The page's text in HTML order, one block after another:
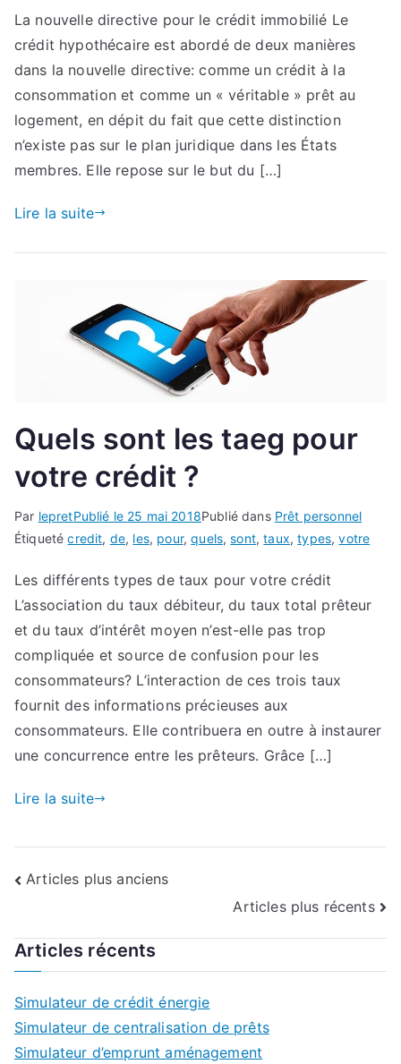
La nouvelle directive pour le crédit immobilié Le
crédit hypothécaire est abordé de deux manières
dans la nouvelle directive: comme un crédit à la
consommation et comme un « véritable » prêt au
logement, en dépit du fait que cette distinction
n’existe pas sur le plan juridique dans les États
membres. Elle repose sur le but du […]
Lire la suite
Quels sont les taeg pour
votre crédit ?
Par lepretPublié le 25 mai 2018Publié dans Prêt personnel
Étiquetécredit, de, les, pour,quels,sont,taux,types,votre
Les différents types de taux pour votre crédit
L’association du taux débiteur, du taux total prêteur
et du taux d’intérêt moyen n’est-elle pas trop
compliquée et source de confusion pour les
consommateurs? L’interaction de ces trois taux
fournit des informations précieuses aux
consommateurs. Elle contribuera en outre à instaurer
une concurrence entre les prêteurs. Grâce […]
Lire la suite
Navigation
articles
Articles plus anciens
Articles plus récents
Articles récents
Simulateur de crédit énergie
Simulateur de centralisation de prêts
Simulateur d’emprunt aménagement